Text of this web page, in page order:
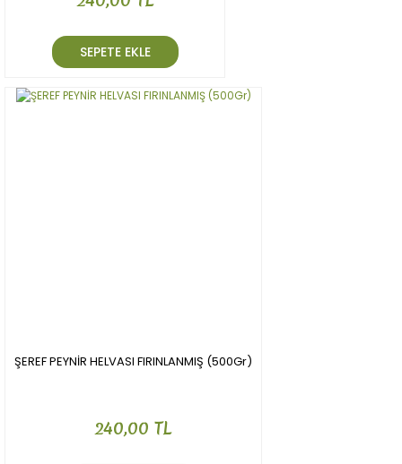
SEPETE EKLE
ŞEREF PEYNİR HELVASI FIRINLANMIŞ (500Gr)
240,00 TL